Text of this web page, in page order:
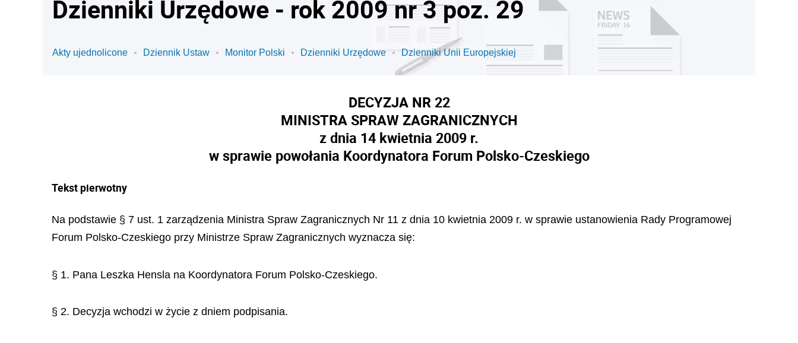
Dzienniki Urzędowe - rok 2009 nr 3 poz. 29
Akty ujednolicone Dziennik Ustaw Monitor Polski Dzienniki Urzędowe Dzienniki Unii Europejskiej
DECYZJA NR 22
MINISTRA SPRAW ZAGRANICZNYCH
z dnia 14 kwietnia 2009 r.
w sprawie powołania Koordynatora Forum Polsko-Czeskiego
Tekst pierwotny
Na podstawie § 7 ust. 1 zarządzenia Ministra Spraw Zagranicznych Nr 11 z dnia 10 kwietnia 2009 r. w sprawie ustanowienia Rady Programowej
Forum Polsko-Czeskiego przy Ministrze Spraw Zagranicznych wyznacza się:
§ 1. Pana Leszka Hensla na Koordynatora Forum Polsko-Czeskiego.
§ 2. Decyzja wchodzi w życie z dniem podpisania.